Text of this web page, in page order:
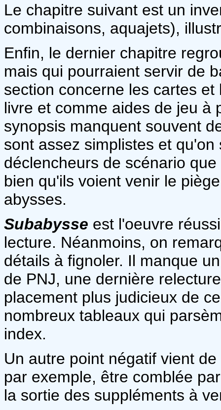
Le chapitre suivant est un
combinaisons, aquajets),
Enfin, le dernier chapitre
mais qui pourraient servir de
section concerne les cartes
livre et comme aides de jeu à
synopsis manquent souvent
sont assez simplistes et
déclencheurs de scénario
bien qu'ils voient venir le
abysses.
Subabysse est l'oeuvre
lecture. Néanmoins, on
détails à fignoler. Il manque
de PNJ, une dernière
placement plus judicieux de
nombreux tableaux qui
index.
Un autre point négatif vient
par exemple, être comblée
la sortie des suppléments à